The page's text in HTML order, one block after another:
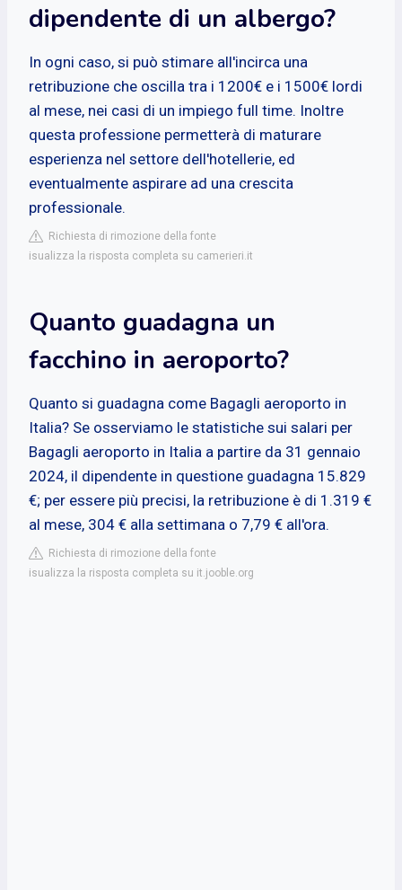
dipendente di un albergo?
In ogni caso, si può stimare all'incirca una
retribuzione che oscilla tra i 1200€ e i 1500€ lordi
al mese, nei casi di un impiego full time. Inoltre
questa professione permetterà di maturare
esperienza nel settore dell'hotellerie, ed
eventualmente aspirare ad una crescita
professionale.
Richiesta di rimozione della fonte
isualizza la risposta completa su camerieri.it
Quanto guadagna un
facchino in aeroporto?
Quanto si guadagna come Bagagli aeroporto in
Italia? Se osserviamo le statistiche sui salari per
Bagagli aeroporto in Italia a partire da 31 gennaio
2024, il dipendente in questione guadagna 15.829
€; per essere più precisi, la retribuzione è di 1.319 €
al mese, 304 € alla settimana o 7,79 € all'ora.
Richiesta di rimozione della fonte
isualizza la risposta completa su it.jooble.org